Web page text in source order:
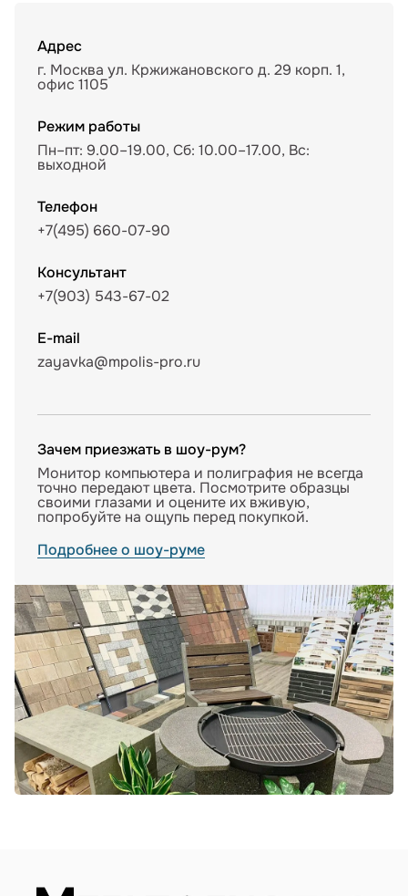
Адрес
г. Москва ул. Кржижановского д. 29 корп. 1,
офис 1105
Режим работы
Пн–пт: 9.00–19.00, Сб: 10.00–17.00, Вс:
выходной
Телефон
+7(495) 660-07-90
Консультант
+7(903) 543-67-02
E-mail
zayavka@mpolis-pro.ru
Зачем приезжать в шоу-рум?
Монитор компьютера и полиграфия не всегда
точно передают цвета. Посмотрите образцы
своими глазами и оцените их вживую,
попробуйте на ощупь перед покупкой.
Подробнее о шоу-руме